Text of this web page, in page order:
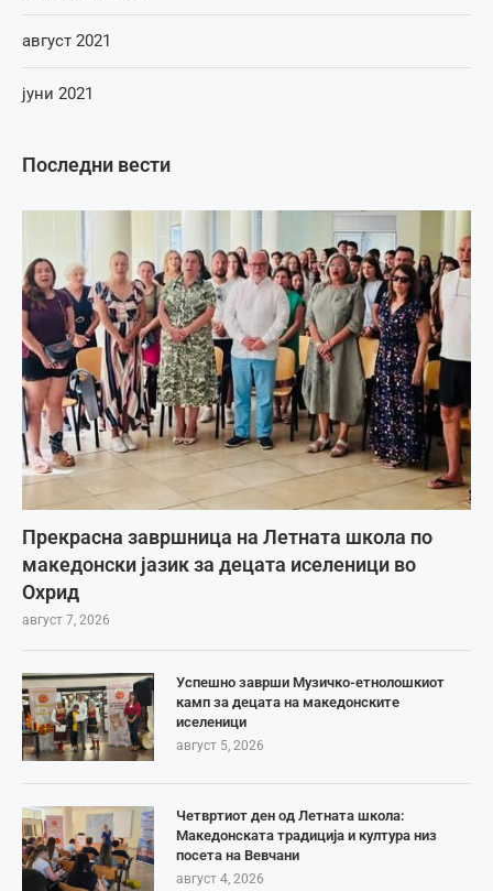
Последни вести
Прекрасна завршница на Летната школа по
македонски јазик за децата иселеници во
Охрид
август 7, 2026
Успешно заврши Музичко-етнолошкиот
камп за децата на македонските
иселеници
август 5, 2026
Четвртиот ден од Летната школа:
Македонската традиција и култура низ
посета на Вевчани
август 4, 2026
август 2021
јуни 2021